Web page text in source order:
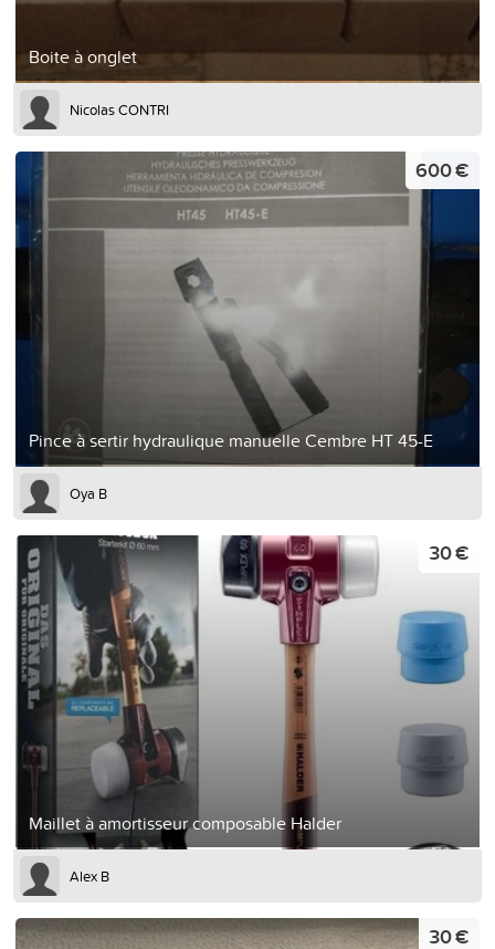
Boite à onglet
Nicolas CONTRI
Pince à sertir hydraulique manuelle Cembre HT 45-E
600 €
Oya B
Maillet à amortisseur composable Halder
30 €
Alex B
30 €